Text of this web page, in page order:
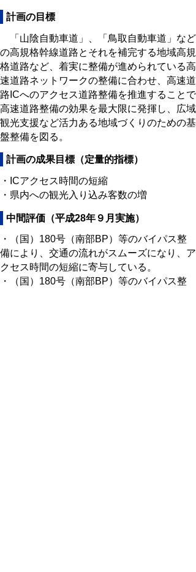
計画の目標
「山陰自動車道」、「鳥取自動車道」など
の高規格幹線道路とそれを補完する地域高規
格道路など、着実に整備が進められている高
速道路ネットワークの整備に合わせ、高速道
路ICへのアクセス道路整備を推進することで
高速道路整備の効果を最大限に発揮し、広域
観光支援など活力ある地域づくりのための基
盤整備を図る。
計画の成果目標（定量的指標）
・ICアクセス時間の短縮
・県内への観光入り込み客数の増
中間評価（平成28年９月実施）
・（国）180号（南部BP）等のバイパス整
備により、交通の流れがスムーズになり、ア
クセス時間の短縮に寄与している。
・（国）180号（南部BP）等のバイパス整